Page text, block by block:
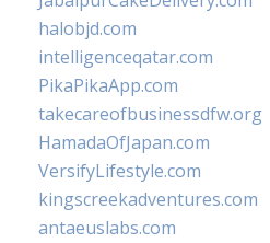
halobjd.com
intelligenceqatar.com
PikaPikaApp.com
takecareofbusinessdfw.org
HamadaOfJapan.com
VersifyLifestyle.com
kingscreekadventures.com
antaeuslabs.com